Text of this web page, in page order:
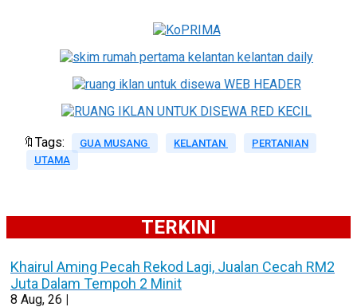
🔖Tags: GUA MUSANG KELANTAN
PERTANIAN
UTAMA
TERKINI
Khairul Aming Pecah Rekod Lagi, Jualan Cecah RM2
Juta Dalam Tempoh 2 Minit
8 Aug, 26 |